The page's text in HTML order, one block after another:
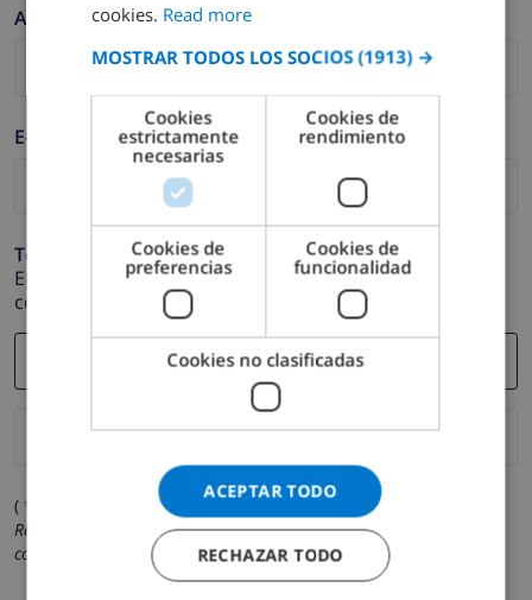
Apellidos *
E-mail *
Teléfono *
En caso de que su dirección de e-mail no funcione
correctamente.
( * Los campos marcados con un asterisco son obligatorios )
Respetamos su privacidad. Sus datos personales no serán
compartidos con ninguna otra persona o empresa.
GERMAN
CATALAN
ITALIAN
DANISH
cookies. Read more
MOSTRAR TODOS LOS SOCIOS (1913) →
Cookies
estrictamente
necesarias
Cookies de
rendimiento
Cookies de
preferencias
Cookies de
funcionalidad
Cookies no clasificadas
ACEPTAR TODO
RECHAZAR TODO